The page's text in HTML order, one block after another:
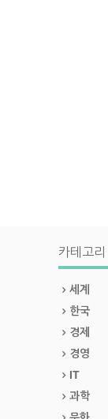
카테고리
세계
한국
경제
경영
IT
과학